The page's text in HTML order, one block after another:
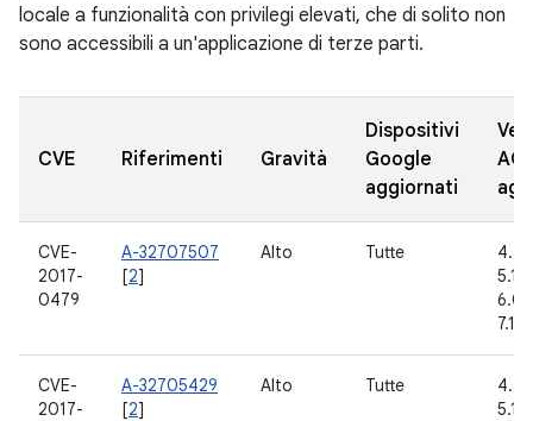
locale a funzionalità con privilegi elevati, che di solito non
sono accessibili a un'applicazione di terze parti.
CVE Riferimenti Gravità
Dispositivi
Google
aggiornati
CVE-
2017-
0479
A-32707507
[2]
Alto Tutte
7.1.1
CVE-
2017-
A-32705429
[2]
Alto Tutte